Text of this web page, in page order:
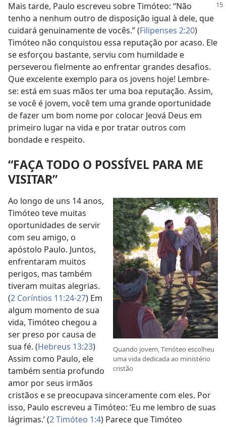
Mais tarde, Paulo escreveu sobre Timóteo: “Não
tenho a nenhum outro de disposição igual à dele, que
cuidará genuinamente de vocês.” (Filipenses 2:20)
Timóteo não conquistou essa reputação por acaso. Ele
se esforçou bastante, serviu com humildade e
perseverou fielmente ao enfrentar grandes desafios.
Que excelente exemplo para os jovens hoje! Lembre-
se: está em suas mãos ter uma boa reputação. Assim,
se você é jovem, você tem uma grande oportunidade
de fazer um bom nome por colocar Jeová Deus em
primeiro lugar na vida e por tratar outros com
bondade e respeito.
“FAÇA TODO O POSSÍVEL PARA ME
VISITAR”
Quando jovem, Timóteo escolheu
uma vida dedicada ao ministério
cristão
Ao longo de uns 14 anos,
Timóteo teve muitas
oportunidades de servir
com seu amigo, o
apóstolo Paulo. Juntos,
enfrentaram muitos
perigos, mas também
tiveram muitas alegrias.
(2 Coríntios 11:24-27) Em
algum momento de sua
vida, Timóteo chegou a
ser preso por causa de
sua fé. (Hebreus 13:23)
Assim como Paulo, ele
também sentia profundo
amor por seus irmãos
cristãos e se preocupava sinceramente com eles. Por
isso, Paulo escreveu a Timóteo: ‘Eu me lembro de suas
lágrimas.’ (2 Timóteo 1:4) Parece que Timóteo